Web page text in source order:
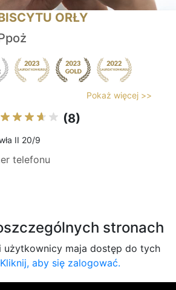
ORŁY
Pokaż więcej >>
(8)
II 20/9
telefonu
stronach
użytkownicy maja dostęp do tych
Kliknij, aby się zalogować.